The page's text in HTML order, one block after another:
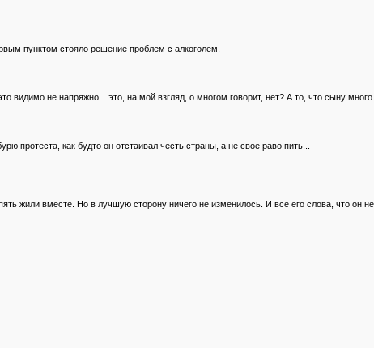
пунктом стояло решение проблем с алкоголем.
видимо не напряжно... это, на мой взгляд, о многом говорит, нет? А то, что сыну много
протеста, как будто он отстаивал честь страны, а не свое раво пить...
жили вместе. Но в лучшую сторону ничего не изменилось. И все его слова, что он не